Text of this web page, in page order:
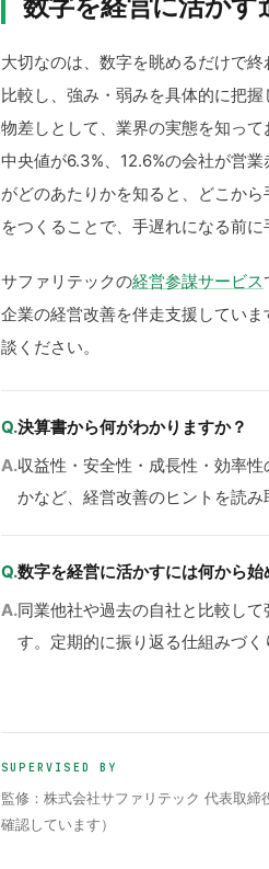
大切なのは、数字を眺めるだけで
比較し、強み・弱みを具体的に把
物差しとして、業界の実態を知っ
中央値が6.3%、12.6%の会社が営
がどのあたりかを知ると、どこか
をつくることで、手遅れになる前に
サファリテックの経営参謀サービス
企業の経営改善を伴走支援してい
談ください。
Q.決算書から何がわかりますか？
A.収益性・安全性・成長性・効率
かなど、経営改善のヒントを読み
Q.数字を経営に活かすには何から始
A.同業他社や過去の自社と比較し
す。定期的に振り返る仕組みづく
SUPERVISED BY
監修：株式会社サファリテック 代表取
確認しています）